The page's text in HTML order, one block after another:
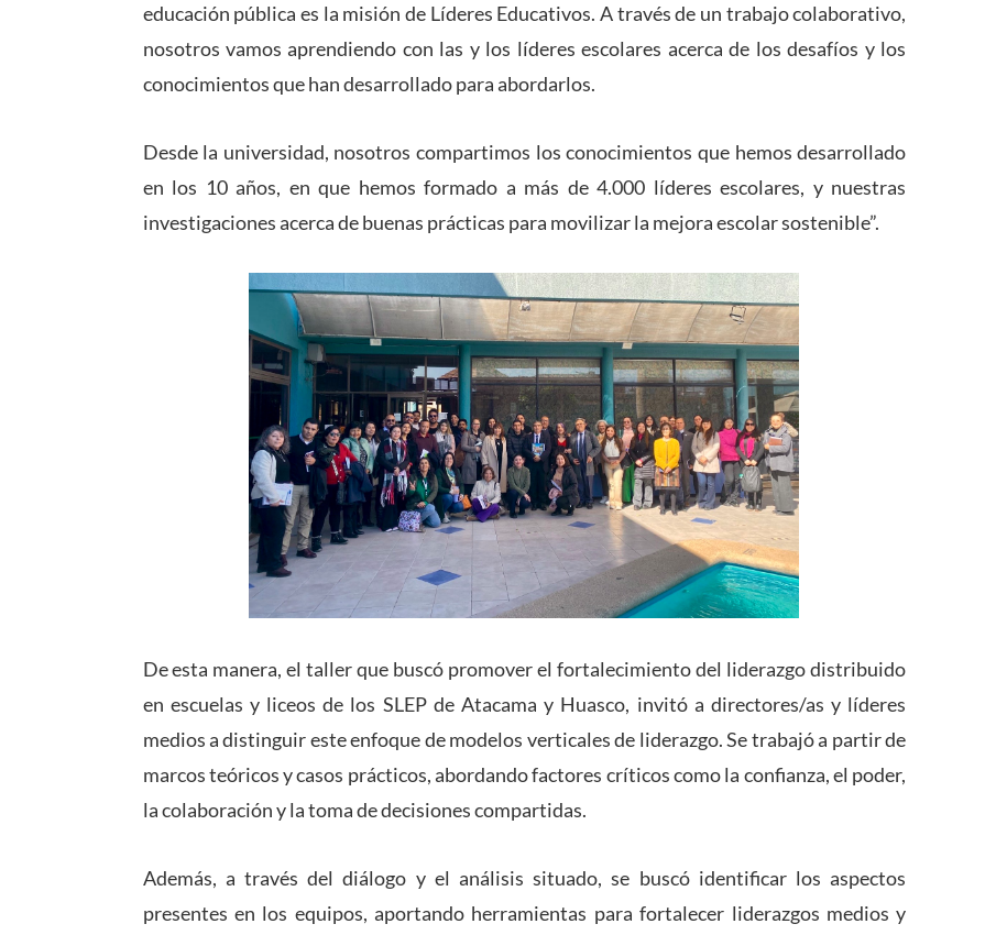
educación pública es la misión de Líderes Educativos. A través de un trabajo colaborativo,
nosotros vamos aprendiendo con las y los líderes escolares acerca de los desafíos y los
conocimientos que han desarrollado para abordarlos.
Desde la universidad, nosotros compartimos los conocimientos que hemos desarrollado
en los 10 años, en que hemos formado a más de 4.000 líderes escolares, y nuestras
investigaciones acerca de buenas prácticas para movilizar la mejora escolar sostenible”.
De esta manera, el taller que buscó promover el fortalecimiento del liderazgo distribuido
en escuelas y liceos de los SLEP de Atacama y Huasco, invitó a directores/as y líderes
medios a distinguir este enfoque de modelos verticales de liderazgo. Se trabajó a partir de
marcos teóricos y casos prácticos, abordando factores críticos como la confianza, el poder,
la colaboración y la toma de decisiones compartidas.
Además, a través del diálogo y el análisis situado, se buscó identificar los aspectos
presentes en los equipos, aportando herramientas para fortalecer liderazgos medios y